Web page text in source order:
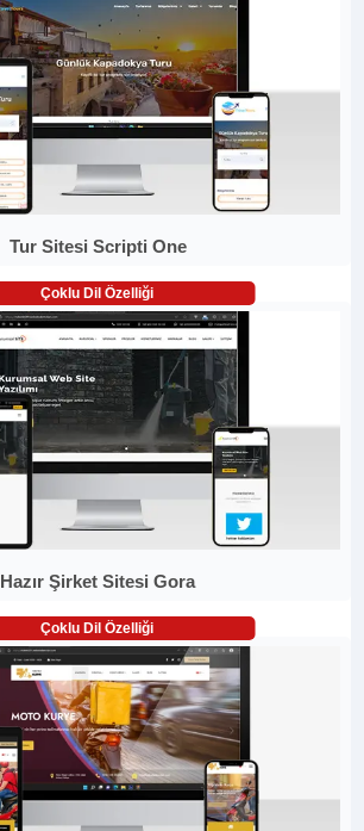
Tur Sitesi Scripti One
Çoklu Dil Özelliği
Hazır Şirket Sitesi Gora
Çoklu Dil Özelliği